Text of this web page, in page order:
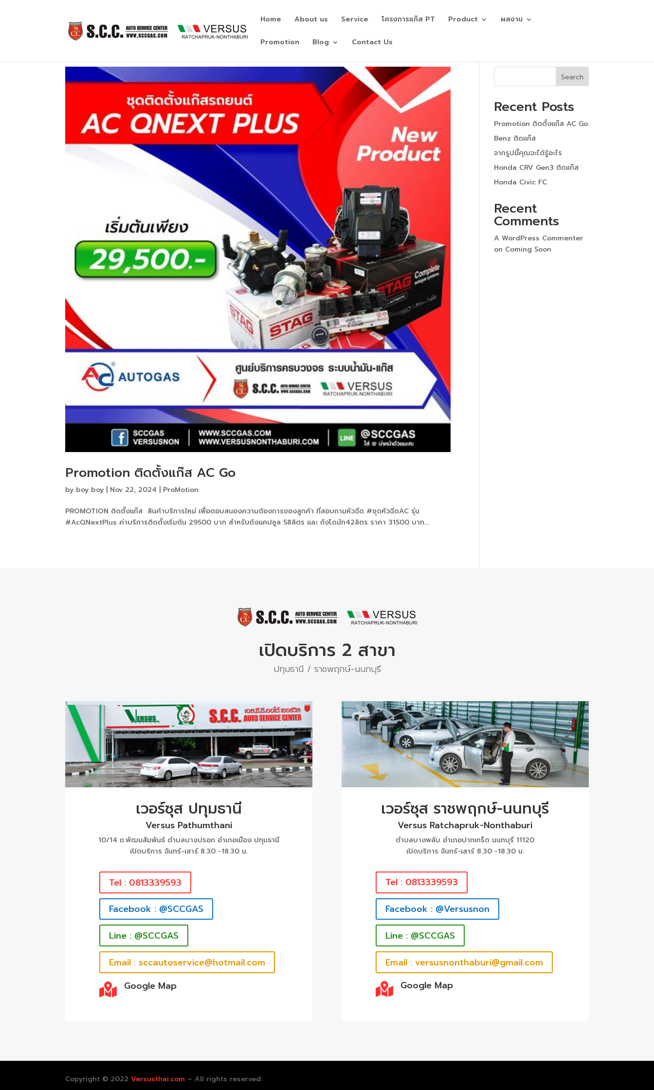
Home About us Service โครงการแก๊ส PT Product ผลงาน
Promotion Blog Contact Us
Promotion ติดตั้งแก๊ส AC Go
by boy boy | Nov 22, 2024 | ProMotion
PROMOTION ติดตั้งแก๊ส สินค้าบริการใหม่ เพื่อตอบสนองความต้องการของลูกค้า ที่สอบถามหัวฉีด #ชุดหัวฉีดAC รุ่น
#AcQNextPlus ค่าบริการติดตั้งเริ่มต้น 29500 บาท สำหรับถังแคปซูล 58ลิตร และ ถังโดนัท42ลิตร ราคา 31500 บาท...
Search
Recent Posts
Promotion ติดตั้งแก๊ส AC Go
Benz ติดแก๊ส
จากรูปนี้คุณจะได้รู้อะไร
Honda CRV Gen3 ติดแก๊ส
Honda Civic FC
Recent
Comments
A WordPress Commenter
on Coming Soon
เปิดบริการ 2 สาขา
ปทุมธานี / ราชพฤกษ์-นนทบุรี
เวอร์ซุส ปทุมธานี
Versus Pathumthani
10/14 ถ.พัฒนสัมพันธ์ ตำบลบางปรอก อำเภอเมือง ปทุมธานี
เปิดบริการ จันทร์-เสาร์ 8.30 -18.30 น.
Tel : 0813339593
Facebook : @SCCGAS
Line : @SCCGAS
Email : sccautoservice@hotmail.com
 Google Map
เวอร์ซุส ราชพฤกษ์-นนทบุรี
Versus Ratchapruk-Nonthaburi
ตำบลบางพลับ อำเภอปากเกร็ด นนทบุรี 11120
เปิดบริการ จันทร์-เสาร์ 8.30 -18.30 น.
Tel : 0813339593
Facebook : @Versusnon
Line : @SCCGAS
Email : versusnonthaburi@gmail.com
 Google Map
Copyright © 2022Versusthai.com – All rights reserved.